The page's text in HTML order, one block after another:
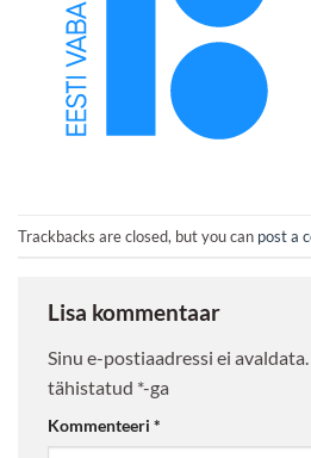
Trackbacks are closed, but you can post a
Lisa kommentaar
Sinu e-postiaadressi ei avaldata.
tähistatud *-ga
Kommenteeri *